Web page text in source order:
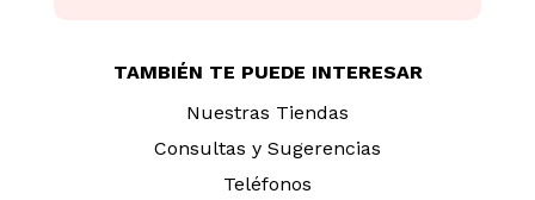
TAMBIÉN TE PUEDE INTERESAR
Nuestras Tiendas
Consultas y Sugerencias
Teléfonos